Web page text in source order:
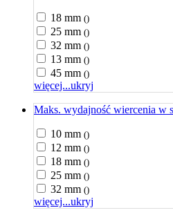
18 mm ()
25 mm ()
32 mm ()
13 mm ()
45 mm ()
więcej...ukryj
Maks. wydajność wiercenia w
10 mm ()
12 mm ()
18 mm ()
25 mm ()
32 mm ()
więcej...ukryj